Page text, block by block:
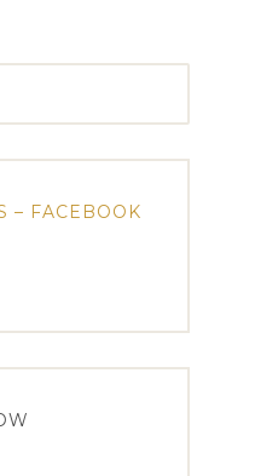
– FACEBOOK